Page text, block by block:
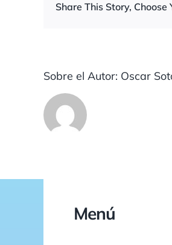
Share This Story, Choose
Sobre el Autor: Oscar
Menú